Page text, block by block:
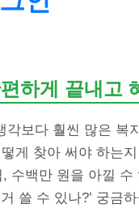
하게 끝내고
보다 훨씬 많은 복
게 찾아 써야 하는
수백만 원을 아낄 수
쓸 수 있나?’ 궁금